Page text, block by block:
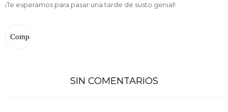
¡Te esperamos para pasar una tarde de susto genial!
SIN COMENTARIOS